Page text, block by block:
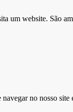
um website. São
no nosso